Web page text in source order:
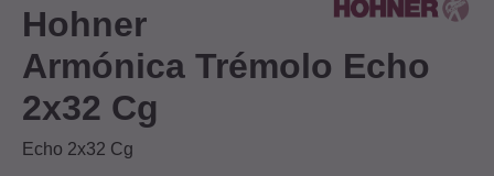
Hohner
Armónica Trémolo Echo
2x32 Cg
Echo 2x32 Cg